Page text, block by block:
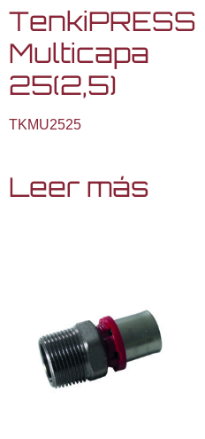
TenkiPRESS
Multicapa
25(2,5)
TKMU2525
Leer más